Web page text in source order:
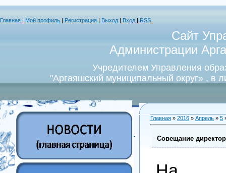
Главная Мой профиль Регистрация Выход Вход RSS
Сайт
Администрации
Учредителем Управления
"Аргаяшский муниципальный округ» , в
Главная » 2016 » Апрель » 5
Совещание